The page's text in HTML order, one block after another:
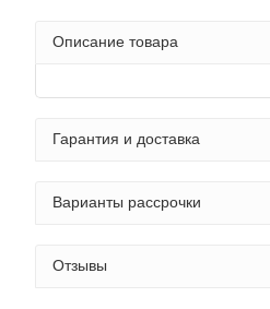
Описание товара
Гарантия и доставка
Варианты рассрочки
Отзывы